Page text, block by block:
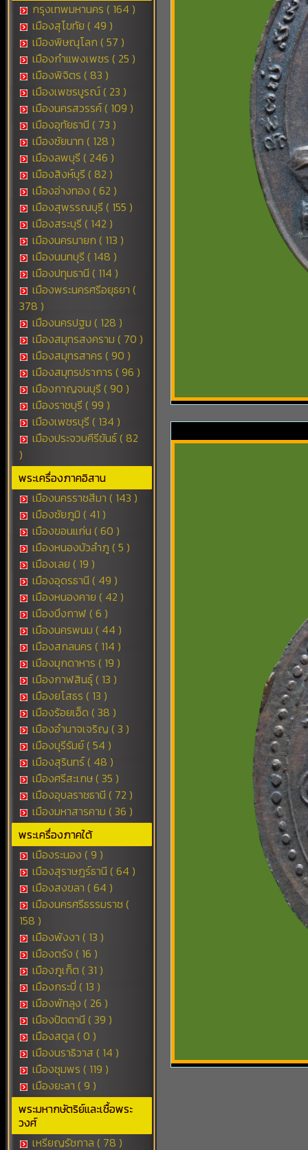
กรุงเทพมหานคร ( 164 )
เมืองสุโขทัย ( 49 )
เมืองพิษณุโลก ( 57 )
เมืองกำแพงเพชร ( 25 )
เมืองพิจิตร ( 83 )
เมืองเพชรบูรณ์ ( 23 )
เมืองนครสวรรค์ ( 109 )
เมืองอุทัยธานี ( 73 )
เมืองชัยนาท ( 128 )
เมืองลพบุรี ( 246 )
เมืองสิงห์บุรี ( 82 )
เมืองอ่างทอง ( 62 )
เมืองสุพรรณบุรี ( 155 )
เมืองสระบุรี ( 142 )
เมืองนครนายก ( 113 )
เมืองนนทบุรี ( 148 )
เมืองปทุมธานี ( 114 )
เมืองพระนครศรีอยุธยา (
378 )
เมืองนครปฐม ( 128 )
เมืองสมุทรสงคราม ( 70 )
เมืองสมุทรสาคร ( 90 )
เมืองสมุทรปราการ ( 96 )
เมืองกาญจนบุรี ( 90 )
เมืองราชบุรี ( 99 )
เมืองเพชรบุรี ( 134 )
เมืองประจวบคีรีขันธ์ ( 82
)
พระเครื่องภาคอิสาน
เมืองนครราชสีมา ( 143 )
เมืองชัยภูมิ ( 41 )
เมืองขอนแก่น ( 60 )
เมืองหนองบัวลำภู ( 5 )
เมืองเลย ( 19 )
เมืองอุดรธานี ( 49 )
เมืองหนองคาย ( 42 )
เมืองบึงกาฬ ( 6 )
เมืองนครพนม ( 44 )
เมืองสกลนคร ( 114 )
เมืองมุกดาหาร ( 19 )
เมืองกาฬสินธุ์ ( 13 )
เมืองยโสธร ( 13 )
เมืองร้อยเอ็ด ( 38 )
เมืองอำนาจเจริญ ( 3 )
เมืองบุรีรัมย์ ( 54 )
เมืองสุรินทร์ ( 48 )
เมืองศรีสะเกษ ( 35 )
เมืองอุบลราชธานี ( 72 )
เมืองมหาสารคาม ( 36 )
พระเครื่องภาคใต้
เมืองระนอง ( 9 )
เมืองสุราษฎร์ธานี ( 64 )
เมืองสงขลา ( 64 )
เมืองนครศรีธรรมราช (
158 )
เมืองพังงา ( 13 )
เมืองตรัง ( 16 )
เมืองภูเก็ต ( 31 )
เมืองกระบี่ ( 13 )
เมืองพัทลุง ( 26 )
เมืองปัตตานี ( 39 )
เมืองสตูล ( 0 )
เมืองนราธิวาส ( 14 )
เมืองชุมพร ( 119 )
เมืองยะลา ( 9 )
พระมหากษัตริย์และเชื้อพระ
วงศ์
เหรียญรัชกาล ( 78 )